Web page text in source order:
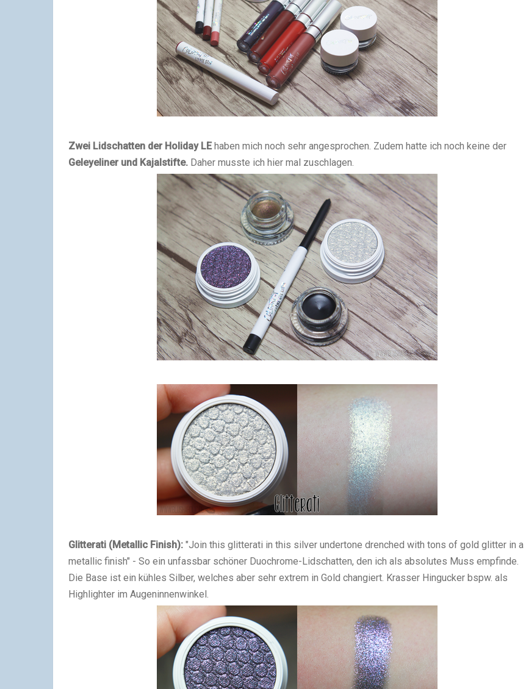
Zwei Lidschatten der Holiday LE haben mich noch sehr angesprochen. Zudem hatte ich noch keine der
Geleyeliner und Kajalstifte. Daher musste ich hier mal zuschlagen.
Glitterati (Metallic Finish): "Join this glitterati in this silver undertone drenched with tons of gold glitter in a
metallic finish" - So ein unfassbar schöner Duochrome-Lidschatten, den ich als absolutes Muss empfinde.
Die Base ist ein kühles Silber, welches aber sehr extrem in Gold changiert. Krasser Hingucker bspw. als
Highlighter im Augeninnenwinkel.